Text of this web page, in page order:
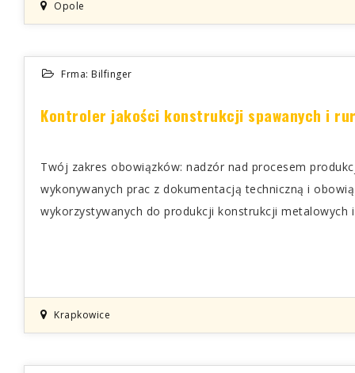
Opole
Frma: Bilfinger
Kontroler jakości konstrukcji spawanych i
Twój zakres obowiązków: nadzór nad procesem
wykonywanych prac z dokumentacją techniczną i
wykorzystywanych do produkcji konstrukcji metalowych
Krapkowice